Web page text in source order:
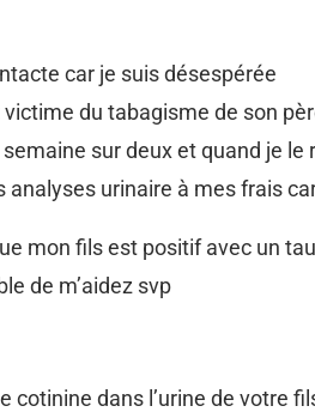
car je suis désespérée
du tabagisme de son
semaine sur deux et quand je
analyses urinaire à mes frais
mon fils est positif avec un
de m’aidez svp
cotinine dans l’urine de votre